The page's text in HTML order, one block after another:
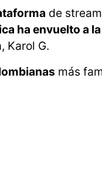
de
ha envuelto a
Karol G.
más